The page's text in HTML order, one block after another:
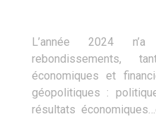
L’année 2024
rebondissements,
économiques et
géopolitiques :
résultats